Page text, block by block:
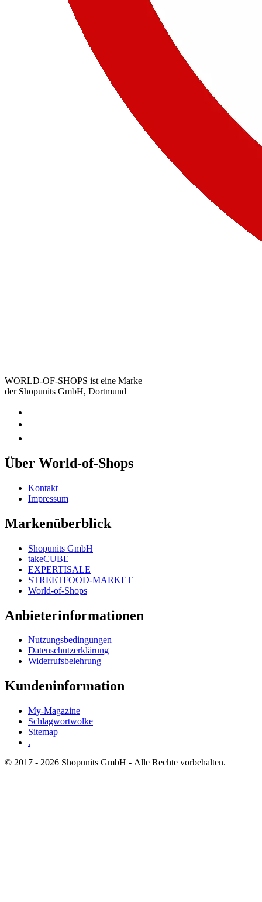
WORLD-OF-SHOPS ist eine Marke
der Shopunits GmbH, Dortmund
Über World-of-Shops
Kontakt
Impressum
Markenüberblick
Shopunits GmbH
takeCUBE
EXPERTISALE
STREETFOOD-MARKET
World-of-Shops
Anbieterinformationen
Nutzungsbedingungen
Datenschutzerklärung
Widerrufsbelehrung
Kundeninformation
My-Magazine
Schlagwortwolke
Sitemap
.
© 2017 - 2026 Shopunits GmbH - Alle Rechte vorbehalten.